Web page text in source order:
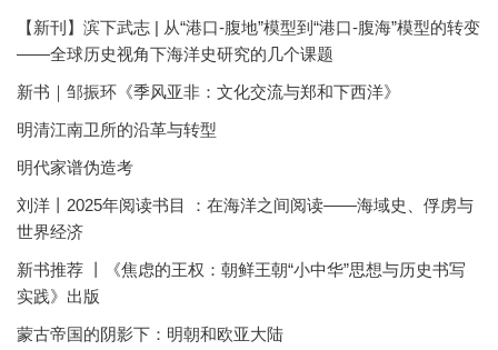
【新刊】滨下武志 | 从“港口-腹地”模型到“港口-腹海”模型的转变
——全球历史视角下海洋史研究的几个课题
新书｜邹振环《季风亚非：文化交流与郑和下西洋》
明清江南卫所的沿革与转型
明代家谱伪造考
刘洋丨2025年阅读书目 ：在海洋之间阅读——海域史、俘虏与
世界经济
新书推荐 丨《焦虑的王权：朝鲜王朝“小中华”思想与历史书写
实践》出版
蒙古帝国的阴影下：明朝和欧亚大陆